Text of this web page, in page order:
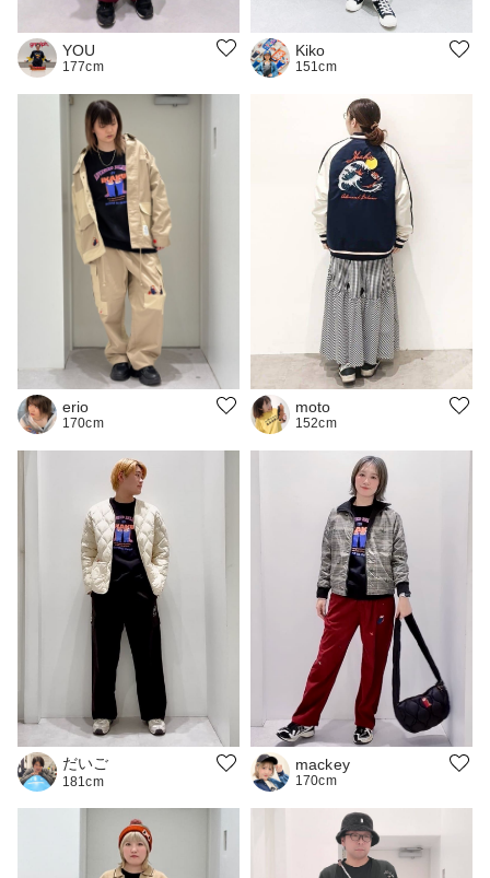
YOU
177cm
Kiko
151cm
erio
170cm
moto
152cm
だいご
181cm
mackey
170cm